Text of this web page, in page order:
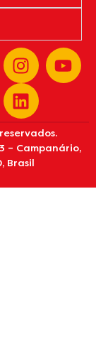
– Campanário,
Brasil